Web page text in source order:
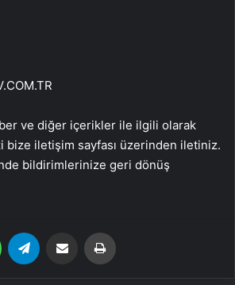
ve diğer içerikler ile ilgili olarak
bize iletişim sayfası üzerinden iletiniz.
bildirimlerinize geri dönüş
WhatsApp Email'den paylaş